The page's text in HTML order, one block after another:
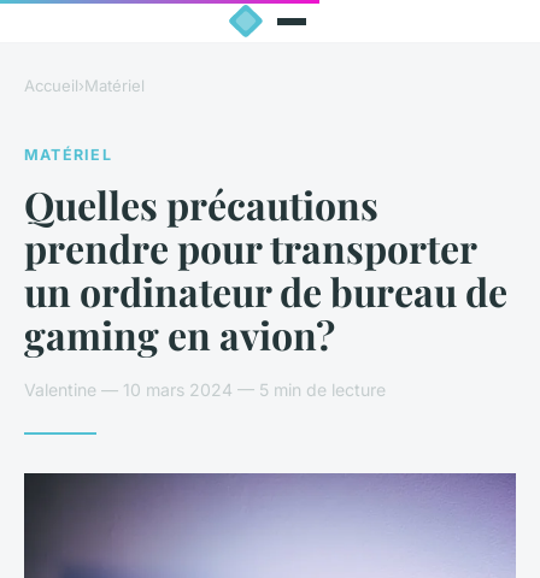
Accueil›Matériel
MATÉRIEL
Quelles précautions
prendre pour transporter
un ordinateur de bureau de
gaming en avion?
Valentine — 10 mars 2024 — 5 min de lecture